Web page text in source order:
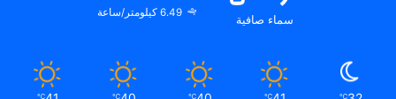
سماء صافية
6.49 كيلومتر/ساعة
℃
℃
℃
℃
℃